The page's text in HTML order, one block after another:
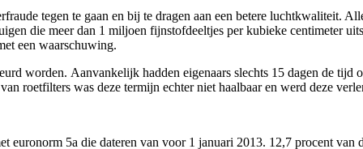
tegen te gaan en bij te dragen aan een betere luchtkwaliteit.
die meer dan 1 miljoen fijnstofdeeltjes per kubieke centimeter
een waarschuwing.
worden. Aanvankelijk hadden eigenaars slechts 15 dagen de tijd
roetfilters was deze termijn echter niet haalbaar en werd deze
5a die dateren van voor 1 januari 2013. 12,7 procent van